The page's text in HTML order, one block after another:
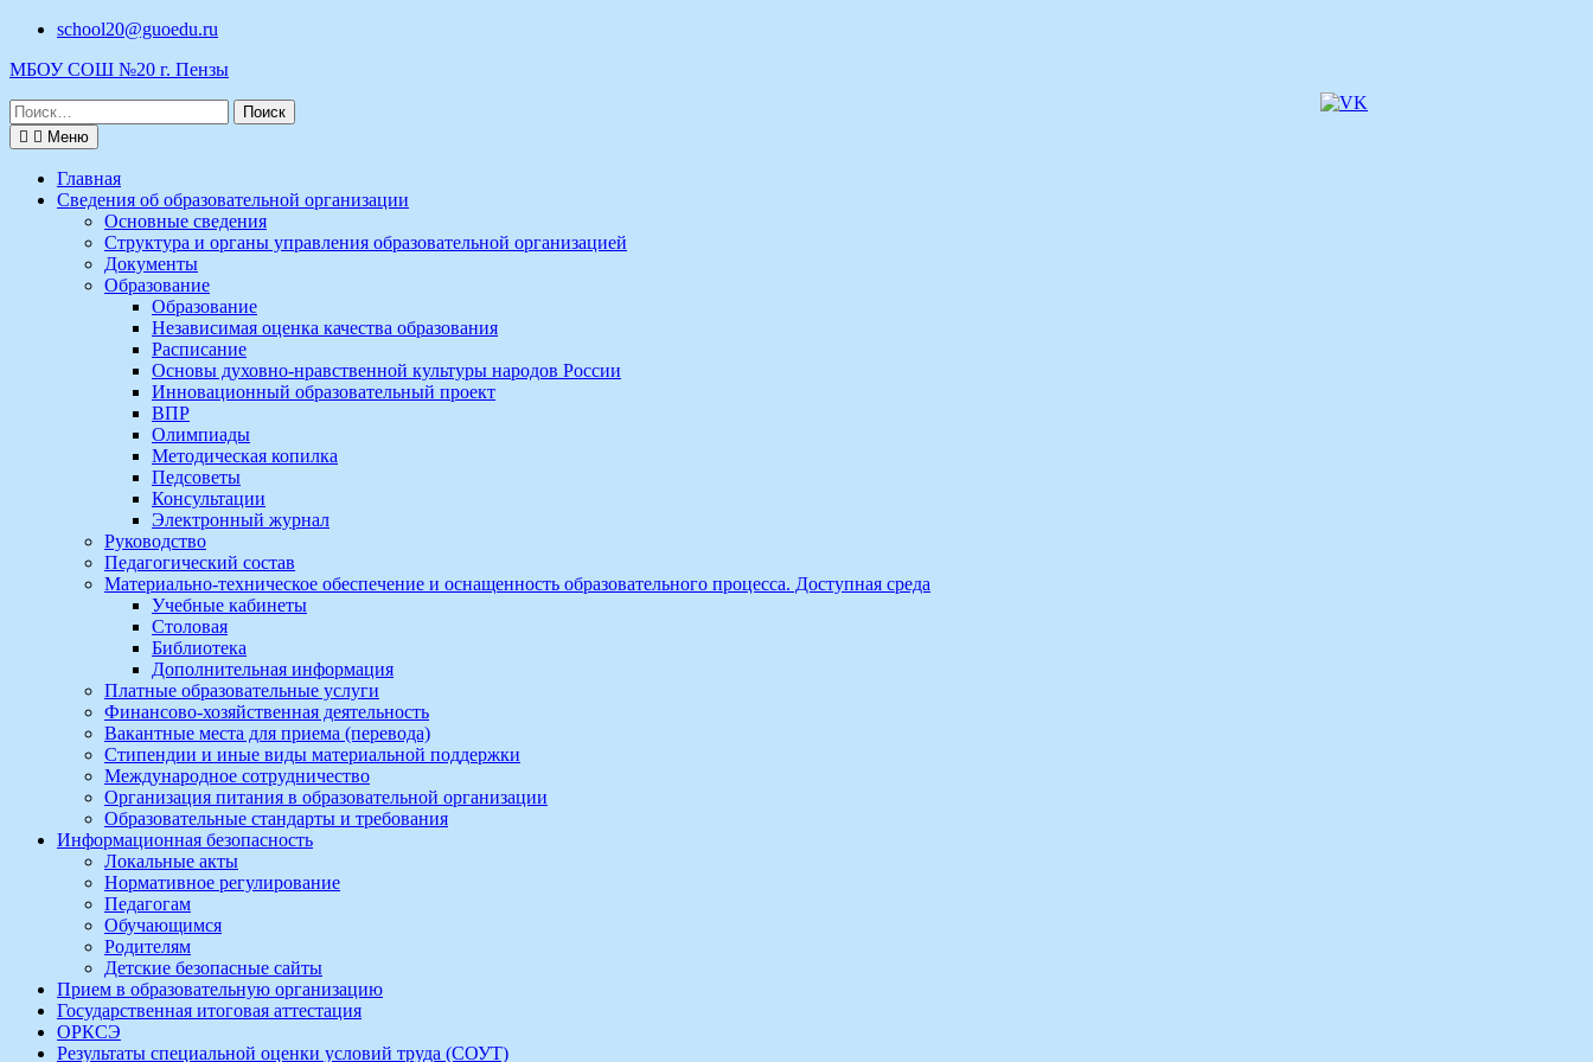
Перейти
содержимому
school20@guoedu.ru
МБОУ СОШ №20 г. Пензы
Поиск
по:
Меню
Главная
Сведения об образовательной организации
Основные сведения
Структура и органы управления образовательной организацией
Документы
Образование
Образование
Независимая оценка качества образования
Расписание
Основы духовно-нравственной культуры народов России
Инновационный образовательный проект
ВПР
Олимпиады
Методическая копилка
Педсоветы
Консультации
Электронный журнал
Руководство
Педагогический состав
Материально-техническое обеспечение и оснащенность образовательного процесса. Доступная среда
Учебные кабинеты
Столовая
Библиотека
Дополнительная информация
Платные образовательные услуги
Финансово-хозяйственная деятельность
Вакантные места для приема (перевода)
Стипендии и иные виды материальной поддержки
Международное сотрудничество
Организация питания в образовательной организации
Образовательные стандарты и требования
Информационная безопасность
Локальные акты
Нормативное регулирование
Педагогам
Обучающимся
Родителям
Детские безопасные сайты
Прием в образовательную организацию
Государственная итоговая аттестация
ОРКСЭ
Результаты специальной оценки условий труда (СОУТ)